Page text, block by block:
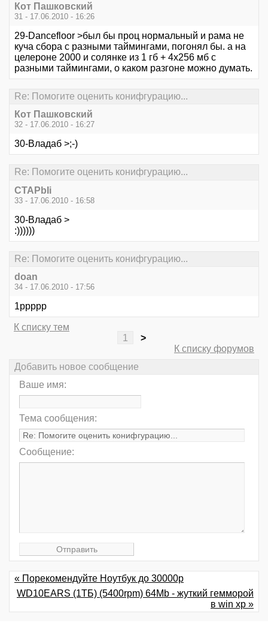
Кот Пашковский
31 - 17.06.2010 - 16:26
29-Dancefloor >был бы проц нормальный и рама не
куча сбора с разными таймингами, погонял бы. а на
целероне 2000 и солянке из 1 гб + 4х256 мб с
разными таймингами, о каком разгоне можно думать.
Re: Помогите оценить конифгурацию...
Кот Пашковский
32 - 17.06.2010 - 16:27
30-Владаб >;-)
Re: Помогите оценить конифгурацию...
CTAPbIi
33 - 17.06.2010 - 16:58
30-Владаб >
:))))))
Re: Помогите оценить конифгурацию...
doan
34 - 17.06.2010 - 17:56
1ррррр
К списку тем
1
>
К списку форумов
Добавить новое сообщение
Ваше имя:
Тема сообщения:
Сообщение:
« Порекомендуйте Ноутбук до 30000р
WD10EARS (1ТБ) (5400rpm) 64Mb - жуткий гемморой
в win xp »